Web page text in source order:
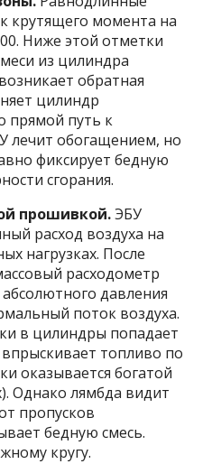
крутящего момента на
Ниже этой отметки
из цилиндра
обратная
цилиндр
прямой путь к
лечит обогащением, но
фиксирует бедную
сгорания.
прошивкой.ЭБУ
расход воздуха на
нагрузках. После
расходометр
давления
поток воздуха.
в цилиндры попадает
топливо по
оказывается богатой
Однако лямбда видит
пропусков
бедную смесь.
кругу.